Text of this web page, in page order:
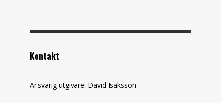
Kontakt
Ansvarig utgivare: David Isaksson